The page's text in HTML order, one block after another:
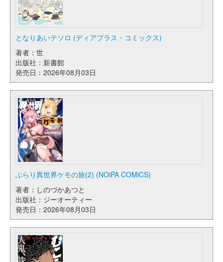
となりあいテソロ (ディアプラス・コミックス)
著者：世
出版社：新書館
発売日：2026年08月03日
ぶらり異世界ケモの旅(2) (NOiPA COMiCS)
著者：しのづかあつと
出版社：ジーオーティー
発売日：2026年08月03日